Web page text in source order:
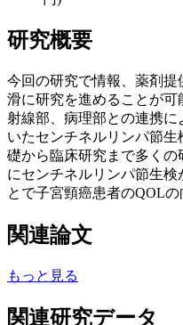
研究概要
今回の研究で情報、薬剤提
滑に研究を進めることが可
射線部、病理部との連携に
いたセンチネルリンパ節
礎から臨床研究まで多く
にセンチネルリンパ節生検
とで子宮頸癌患者のQOLの
関連論文
もっと見る
関連研究データ